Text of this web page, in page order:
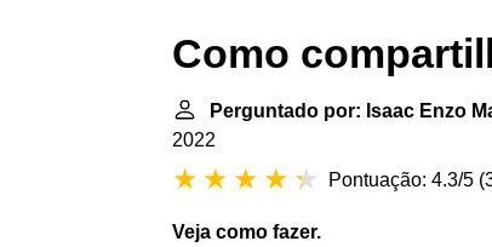
Como
Perguntado por: Isaac Enzo
2022
Pontuação: 4.3/5 (
Veja como fazer.